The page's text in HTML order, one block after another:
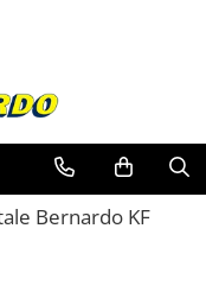
Bernardo KF